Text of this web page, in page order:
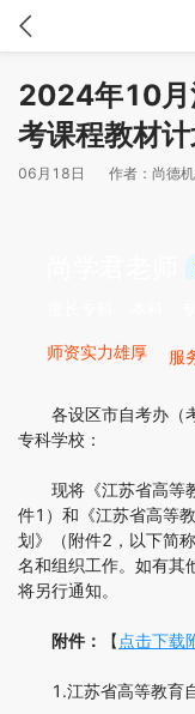
2024年10月
考课程教材计
06月18日 作者： 尚德
师资实力雄厚 服
各设区市自考办（
专科学校：
现将《江苏省高等
件1）和《江苏省高等
划》（附件2，以下简
名和组织工作。如有其
将另行通知。
附件： 【 点击下载
1.江苏省高等教育